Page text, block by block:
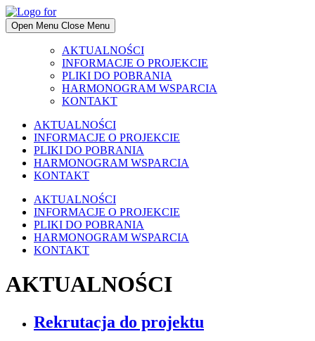
Skip
to
content
Open Menu Close Menu
AKTUALNOŚCI
INFORMACJE O PROJEKCIE
PLIKI DO POBRANIA
HARMONOGRAM WSPARCIA
KONTAKT
AKTUALNOŚCI
INFORMACJE O PROJEKCIE
PLIKI DO POBRANIA
HARMONOGRAM WSPARCIA
KONTAKT
AKTUALNOŚCI
INFORMACJE O PROJEKCIE
PLIKI DO POBRANIA
HARMONOGRAM WSPARCIA
KONTAKT
AKTUALNOŚCI
Rekrutacja do projektu